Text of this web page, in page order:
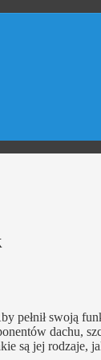
pełnił swoją
dachu,
są jej rodzaje,